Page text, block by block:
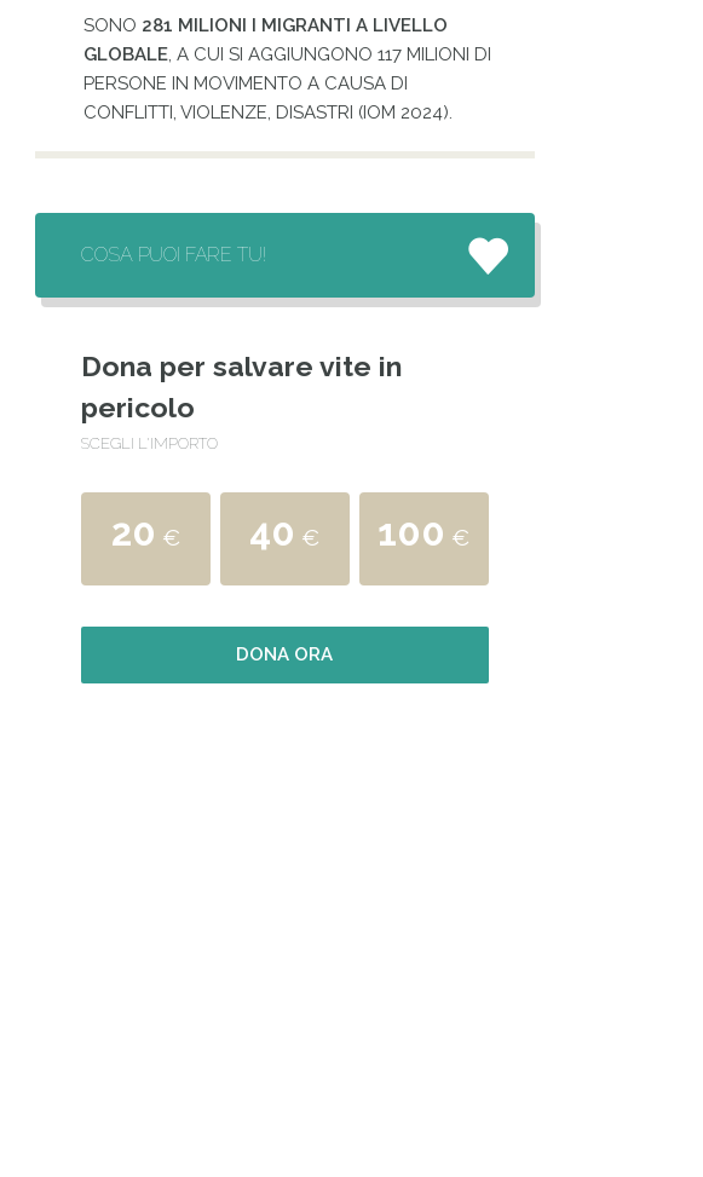
SONO 281 MILIONI I MIGRANTI A LIVELLO
GLOBALE, A CUI SI AGGIUNGONO 117 MILIONI DI
PERSONE IN MOVIMENTO A CAUSA DI
CONFLITTI, VIOLENZE, DISASTRI (IOM 2024).
COSA PUOI FARE TU!
Dona per salvare vite in
pericolo
SCEGLI L'IMPORTO
20 € 40 € 100 €
DONA ORA